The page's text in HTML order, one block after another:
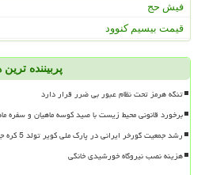
فیش حج
قیمت بیسیم کنوود
پربیننده ترین
تنگه هرمز تحت نظام عبور بی ضرر قرار دارد
برخورد قانونی محیط زیست با صید کوسه ماهیان و سفره
رشد جمعیت گورخر ایرانی در پارک ملی کویر تولد 5 کره جدید در گرمسار
هزینه نصب نیروگاه خورشیدی خانگی